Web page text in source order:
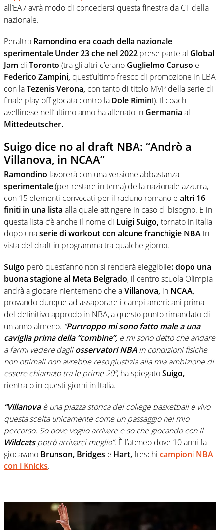
all’EA7 avrà modo di concedersi questa finestra da CT della
nazionale.
Peraltro Ramondino era coach della nazionale
sperimentale Under 23 che nel 2022 prese parte al Global
Jam di Toronto (tra gli altri c’erano Guglielmo Caruso e
Federico Zampini, quest’ultimo fresco di promozione in LBA
con laTezenis Verona, con tanto di titolo MVP della serie di
finale play-off giocata contro la Dole Rimini). Il coach
avellinese nell’ultimo anno ha allenato in Germania al
Mittedeutscher.
Suigo dice no al draft NBA: “Andrò a
Villanova, in NCAA”
Ramondino lavorerà con una versione abbastanza
sperimentale(per restare in tema) della nazionale azzurra,
con 15 elementi convocati per il raduno romano e altri 16
finiti in una lista alla quale attingere in caso di bisogno. E in
questa lista c’è anche il nome di Luigi Suigo,tornato in Italia
dopo unaserie di workout con alcune franchigie NBA in
vista del draft in programma tra qualche giorno.
Suigo però quest’anno non si renderà eleggibile: dopo una
buona stagione al Meta Belgrado, il centro scuola Olimpia
andrà a giocare nientemeno che aVillanova, in NCAA,
provando dunque ad assaporare i campi americani prima
del definitivo approdo in NBA, a questo punto rimandato di
un anno almeno. “Purtroppo mi sono fatto male a una
caviglia prima della “combine”, e mi sono detto che andare
a farmi vedere dagliosservatori NBA in condizioni fisiche
non ottimali non avrebbe reso giustizia alla mia ambizione di
essere chiamato tra le prime 20”, ha spiegatoSuigo,
rientrato in questi giorni in Italia.
“Villanovaè una piazza storica del college basketball e vivo
questa scelta unicamente come un passaggio nel mio
percorso. So dove voglio arrivare e so che giocando con il
Wildcatspotrò arrivarci meglio”. È l’ateneo dove 10 anni fa
giocavano Brunson, Bridges e Hart,freschi campioni NBA
con i Knicks.